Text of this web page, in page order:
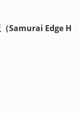
Samurai Edge H